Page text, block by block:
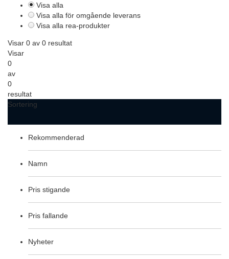
Visa alla
Visa alla för omgående leverans
Visa alla rea-produkter
Visar 0 av 0 resultat
Visar
0
av
0
resultat
Sortering
Rekommenderad
Namn
Pris stigande
Pris fallande
Nyheter